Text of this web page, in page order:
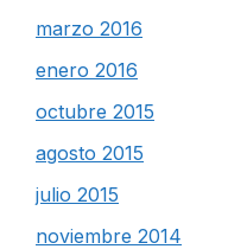
marzo 2016
enero 2016
octubre 2015
agosto 2015
julio 2015
noviembre 2014